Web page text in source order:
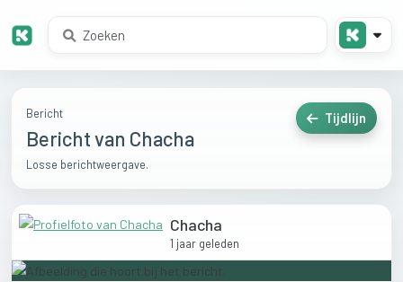
Bericht
Bericht van Chacha
Losse berichtweergave.
Tijdlijn
Chacha
1 jaar geleden